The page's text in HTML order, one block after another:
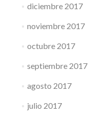
diciembre 2017
noviembre 2017
octubre 2017
septiembre 2017
agosto 2017
julio 2017